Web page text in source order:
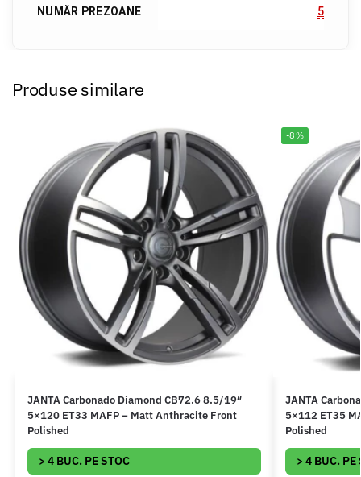
NUMĂR PREZOANE 5
Produse similare
JANTA Carbonado Diamond CB72.6 8.5/19″
5×120 ET33 MAFP – Matt Anthracite Front
Polished
> 4 BUC. PE STOC
-8%
JANTA
5×112 ET35
Polished
> 4 BUC. PE